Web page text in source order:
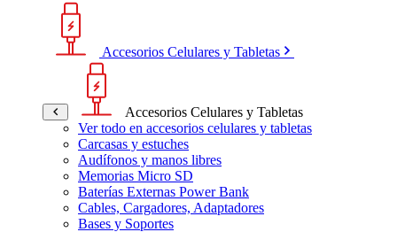
Accesorios Celulares y Tabletas
Accesorios Celulares y Tabletas
Ver todo en accesorios celulares y tabletas
Carcasas y estuches
Audífonos y manos libres
Memorias Micro SD
Baterías Externas Power Bank
Cables, Cargadores, Adaptadores
Bases y Soportes